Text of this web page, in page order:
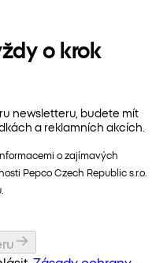
o krok
newsletteru, budete mít
a reklamních akcích.
o zajímavých
Pepco Czech Republic s.r.o.